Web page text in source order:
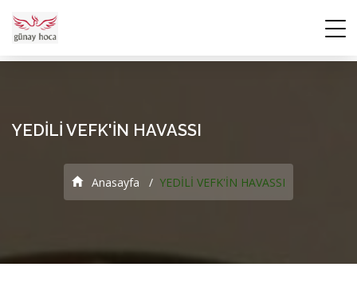
YEDİLİ VEFK'İN HAVASSI
Anasayfa YEDİLİ VEFK'İN HAVASSI